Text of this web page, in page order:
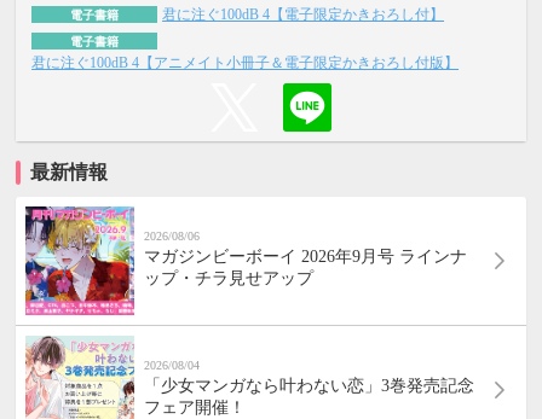
電子書籍 君に注ぐ100dB 4【電子限定かきおろし付】
電子書籍
君に注ぐ100dB 4【アニメイト小冊子＆電子限定かきおろし付版】
最新情報
2026/08/06
マガジンビーボーイ 2026年9月号 ラインナ
ップ・チラ見せアップ
2026/08/04
「少女マンガなら叶わない恋」3巻発売記念
フェア開催！